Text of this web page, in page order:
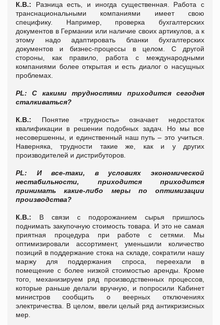
К.В.: Разница есть, и иногда существенная. Работа с
транснациональными компаниями имеет свою
специфику. Например, проверка бухгалтерских
документов в Германии или наличие своих артикулов, а к
этому надо адаптировать бланки бухгалтерских
документов и бизнес-процессы в целом. С другой
стороны, как правило, работа с международными
компаниями более открытая и есть диалог о насущных
проблемах.
PL: С какими трудностями приходится сегодня
сталкиваться?
К.В.: Понятие «трудность» означает недостаток
квалификации в решении подобных задач. Но мы все
несовершенны, и единственный наш путь – это учиться.
Наверняка, трудности такие же, как и у других
производителей и дистрибуторов.
PL: И все-таки, в условиях экономической
нестабильности, приходится приходится
принимать какие-либо меры по оптимизации
производства?
К.В.: В связи с подорожанием сырья пришлось
поднимать закупочную стоимость товара. И это не самая
приятная процедура при работе с сетями. Мы
оптимизировали ассортимент, уменьшили количество
позиций в поддержание стока на складе, сократили нашу
маржу для поддержания спроса, переехали в
помещение с более низкой стоимостью аренды. Кроме
того, механизируем ряд производственных процессов,
которые раньше делали вручную, и попросили Кабинет
министров сообщить о веерных отключениях
электричества. В целом, ввели целый ряд антикризисных
мер.